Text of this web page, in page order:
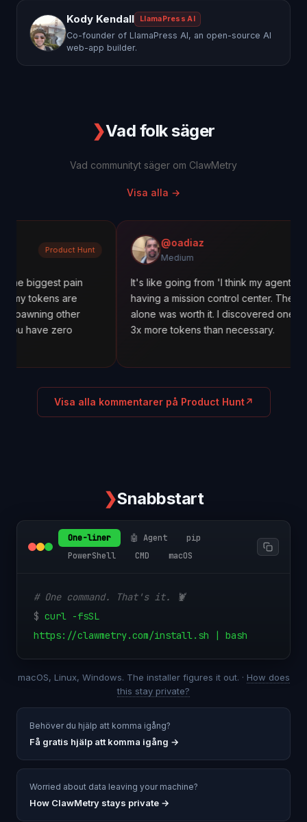
Kody Kendall LlamaPress AI
Co-founder of LlamaPress AI, an open-source AI
web-app builder.
❯Vad folk säger
Vad communityt säger om ClawMetry
Visa alla →
pain
are
other
@oadiaz
Medium
It's like going from 'I think my agents are working'
having a mission control center. The cost tracking
alone was worth it. I discovered one agent was
3x more tokens than necessary.
Visa alla kommentarer på Product Hunt↗
❯Snabbstart
One-liner 🤖 Agent
pip
PowerShell
CMD macOS
# One command. That's it. 🦞
$ curl -fsSL
https://clawmetry.com/install.sh | bash
macOS, Linux, Windows. The installer figures it out. · How does
this stay private?
Behöver du hjälp att komma igång?
Få gratis hjälp att komma igång →
Worried about data leaving your machine?
How ClawMetry stays private →